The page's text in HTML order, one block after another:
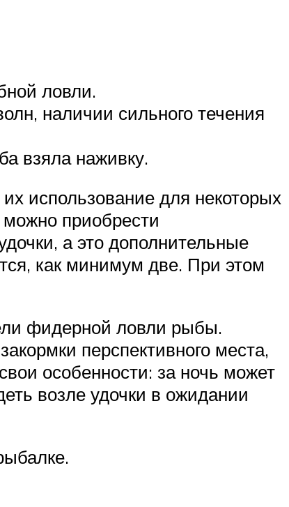
ловли.
наличии сильного течения
взяла наживку.
использование для некоторых
приобрести
а это дополнительные
как минимум две. При этом
фидерной ловли рыбы.
перспективного места,
особенности: за ночь может
возле удочки в ожидании